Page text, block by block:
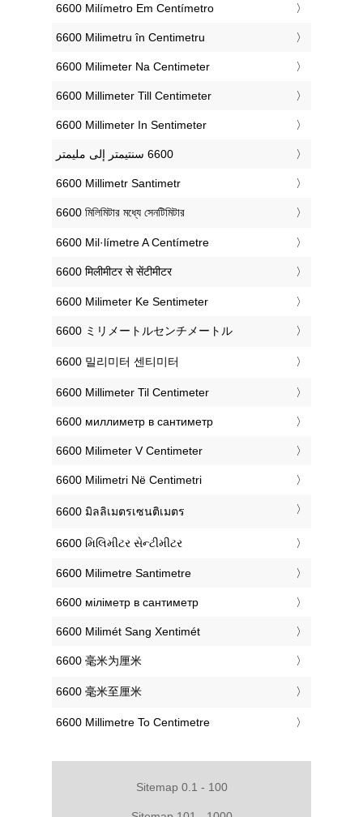
‎6600 Milímetro Em Centímetro
‎6600 Milimetru în Centimetru
‎6600 Milimeter Na Centimeter
‎6600 Millimeter Till Centimeter
‎6600 Millimeter In Sentimeter
‎6600 Millimetr Santimetr
‎6600 মিলিমিটার মধ্যে সেনটিমিটার
‎6600 Mil·límetre A Centímetre
‎6600 मिलीमीटर से सेंटीमीटर
‎6600 Milimeter Ke Sentimeter
‎6600 ミリメートルセンチメートル
‎6600 밀리미터 센티미터
‎6600 Millimeter Til Centimeter
‎6600 миллиметр в сантиметр
‎6600 Milimeter V Centimeter
‎6600 Milimetri Në Centimetri
‎6600 มิลลิเมตรเซนติเมตร
‎6600 મિલિમીટર સેન્ટીમીટર
‎6600 Milimetre Santimetre
‎6600 міліметр в сантиметр
‎6600 Milimét Sang Xentimét
‎6600 毫米为厘米
‎6600 毫米至厘米
‎6600 Millimetre To Centimetre
Sitemap 0.1 - 100